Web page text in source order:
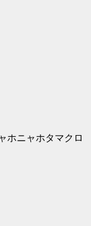
ニャホタマクロ